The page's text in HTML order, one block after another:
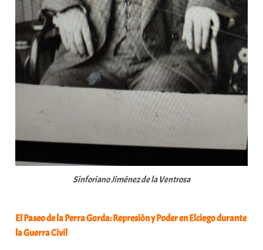
Sinforiano Jiménez de la Ventrosa
ElPaseo de la Perra Gorda: Represión y Poder en Elciego durante
la Guerra Civil